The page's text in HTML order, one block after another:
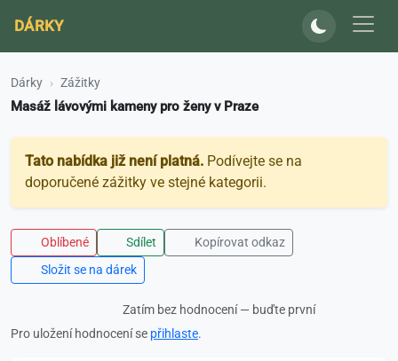
DÁRKY
Dárky Zážitky
Masáž lávovými kameny pro ženy v Praze
Tato nabídka již není platná. Podívejte se na
doporučené zážitky ve stejné kategorii.
Oblíbené Sdílet
Kopírovat odkaz
Složit se na dárek
Zatím bez hodnocení — buďte první
Pro uložení hodnocení se přihlaste.